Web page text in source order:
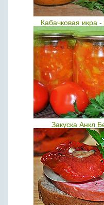
Кабачковая икра -
Закуска Анкл